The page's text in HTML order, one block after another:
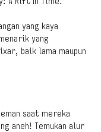
yang kaya
yang
baik lama maupun
saat mereka
aneh! Temukan alur